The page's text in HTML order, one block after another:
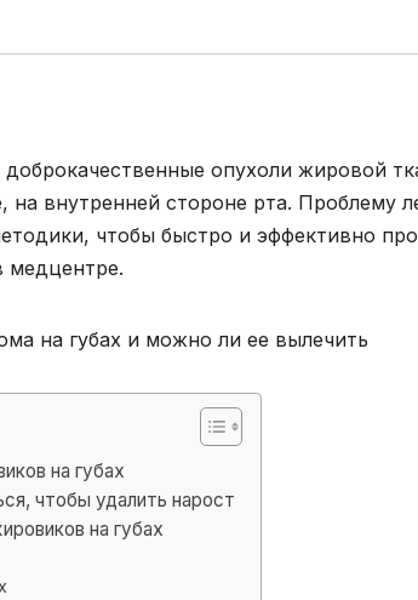
опухоли жировой
на внутренней стороне рта. Проблему
чтобы быстро и эффективно
медцентре.
на губах
чтобы удалить нарост
на губах